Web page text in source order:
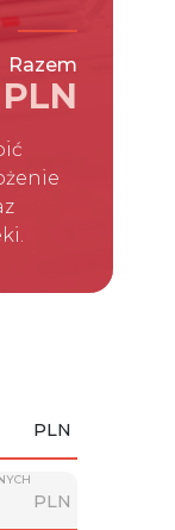
Razem
PLN
PLN